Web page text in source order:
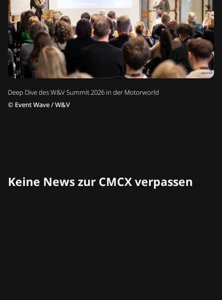
Deep Dive des W&V Summit 2026 in der Motorworld
© Event Wave / W&V
Keine News zur CMCX verpassen